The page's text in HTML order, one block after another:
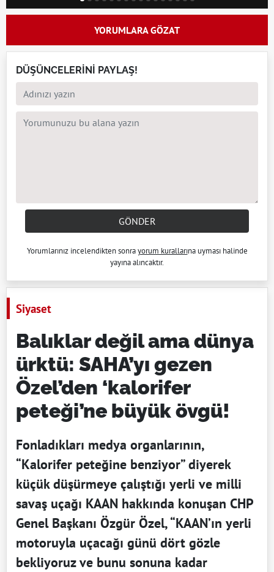
YORUMLARA GÖZAT
DÜŞÜNCELERİNİ PAYLAŞ!
GÖNDER
Yorumlarınız incelendikten sonrayorum kurallarına uyması halinde
yayına alıncaktır.
Siyaset
Balıklar değil ama dünya
ürktü: SAHA’yı gezen
Özel’den ‘kalorifer
peteği’ne büyük övgü!
Fonladıkları medya organlarının,
“Kalorifer peteğine benziyor” diyerek
küçük düşürmeye çalıştığı yerli ve milli
savaş uçağı KAAN hakkında konuşan CHP
Genel Başkanı Özgür Özel, “KAAN’ın yerli
motoruyla uçacağı günü dört gözle
bekliyoruz ve bunu sonuna kadar